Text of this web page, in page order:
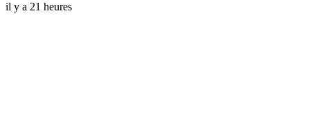
il y a 21 heures